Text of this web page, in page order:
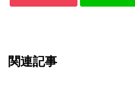
関連記事